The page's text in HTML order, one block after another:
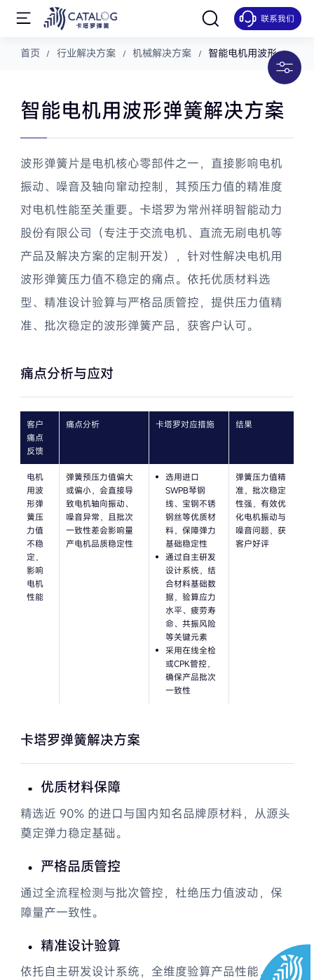
联系我们
首页 行业解决方案 机械解决方案
智能电机用波形弹
汽车解决方案
新能源解决方案
机械解决方案
包装罐装弹簧解决方案
食品自动化设备弹簧解决方案
机械自动化设备弹簧解决方案
自动化物流设备弹簧解决方案
高端智能装备弹簧解决方案
解决动力碟形弹簧寿命短的问题
包装罐装弹簧解决方案
空压机安全阀弹簧解决方案
磁能传动装置弹簧解决方案
包装罐装设备弹簧
动力液压传动弹簧供应商国产化
通力电梯制动器弹簧解决方案
阀门解决方案
智能电机用波形弹簧解决方案
波形弹簧片是电机核心零部件之一，直接影响电机
振动、噪音及轴向窜动控制，其预压力值的精准度
对电机性能至关重要。卡塔罗为常州祥明智能动力
股份有限公司（专注于交流电机、直流无刷电机等
产品及解决方案的定制开发），针对性解决电机用
波形弹簧压力值不稳定的痛点。依托优质材料选
型、精准设计验算与严格品质管控，提供压力值精
准、批次稳定的波形弹簧产品，获客户认可。
痛点分析与应对
客户
痛点
反馈
痛点分析 卡塔罗对应措施 结果
电机
用波
形弹
簧压
力值
不稳
定，
影响
电机
性能
弹簧预压力值偏大
或偏小，会直接导
致电机轴向振动、
噪音异常，且批次
一致性差会影响量
产电机品质稳定性
选用进口
SWPB琴钢
线、宝钢不锈
钢丝等优质材
料，保障弹力
基础稳定性
通过自主研发
设计系统，结
合材料基础数
据，验算应力
水平、疲劳寿
命、共振风险
等关键元素
采用在线全检
或CPK管控，
确保产品批次
一致性
弹簧压力值精
准，批次稳定
性强，有效优
化电机振动与
噪音问题，获
客户好评
卡塔罗弹簧解决方案
优质材料保障
精选近 90% 的进口与国内知名品牌原材料，从源头
奠定弹力稳定基础。
严格品质管控
通过全流程检测与批次管控，杜绝压力值波动，保
障量产一致性。
精准设计验算
依托自主研发设计系统，全维度验算产品性能，确